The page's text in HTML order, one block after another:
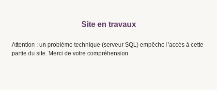
Site en travaux
Attention : un problème technique (serveur SQL) empêche l’accès à cette
partie du site. Merci de votre compréhension.